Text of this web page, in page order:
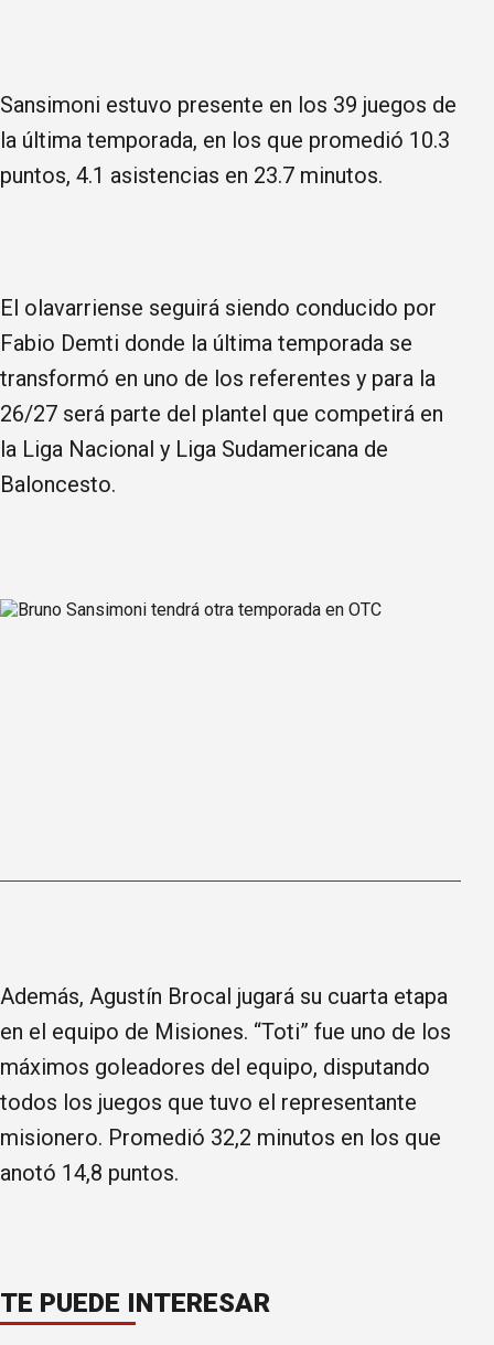
Sansimoni estuvo presente en los 39 juegos de
la última temporada, en los que promedió 10.3
puntos, 4.1 asistencias en 23.7 minutos.
El olavarriense seguirá siendo conducido por
Fabio Demti donde la última temporada se
transformó en uno de los referentes y para la
26/27 será parte del plantel que competirá en
la Liga Nacional y Liga Sudamericana de
Baloncesto.
Además, Agustín Brocal jugará su cuarta etapa
en el equipo de Misiones. “Toti” fue uno de los
máximos goleadores del equipo, disputando
todos los juegos que tuvo el representante
misionero. Promedió 32,2 minutos en los que
anotó 14,8 puntos.
TE PUEDE INTERESAR